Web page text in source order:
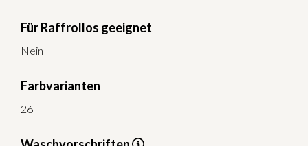
Für Raffrollos geeignet
Nein
Farbvarianten
26